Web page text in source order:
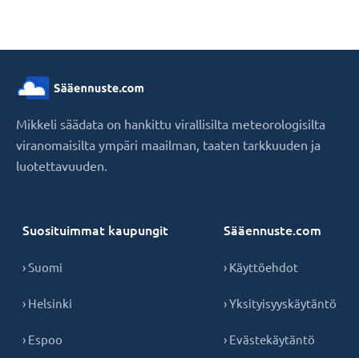
Mikkeli säädata on hankittu virallisilta meteorologisilta
viranomaisilta ympäri maailman, taaten tarkkuuden ja
luotettavuuden.
Suosituimmat kaupungit
› Suomi
› Helsinki
› Espoo
Sääennuste.com
› Käyttöehdot
› Yksityisyyskäytäntö
› Evästekäytäntö